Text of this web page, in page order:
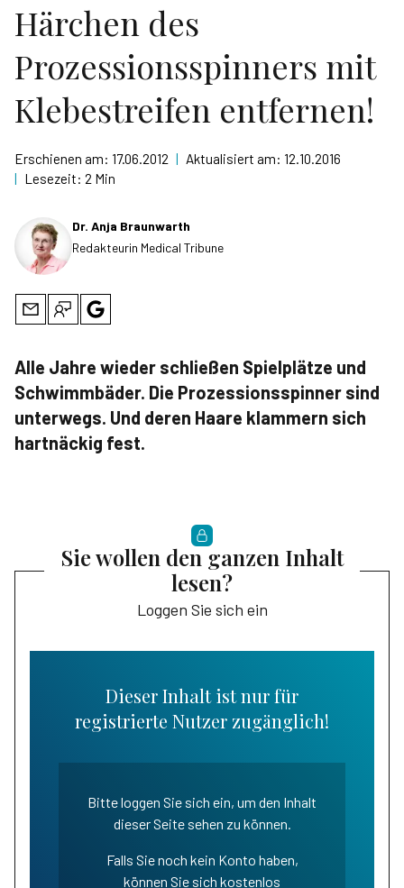
Härchen des
Prozessionsspinners mit
Klebestreifen entfernen!
Erschienen am: 17.06.2012 | Aktualisiert am: 12.10.2016
| Lesezeit: 2 Min
Dr. Anja Braunwarth
Redakteurin Medical Tribune
Alle Jahre wieder schließen Spielplätze und
Schwimmbäder. Die Prozessionsspinner sind
unterwegs. Und deren Haare klammern sich
hartnäckig fest.
Sie wollen den ganzen Inhalt
lesen?
Loggen Sie sich ein
Dieser Inhalt ist nur für
registrierte Nutzer zugänglich!
Bitte loggen Sie sich ein, um den Inhalt
dieser Seite sehen zu können.
Falls Sie noch kein Konto haben,
können Sie sich kostenlos